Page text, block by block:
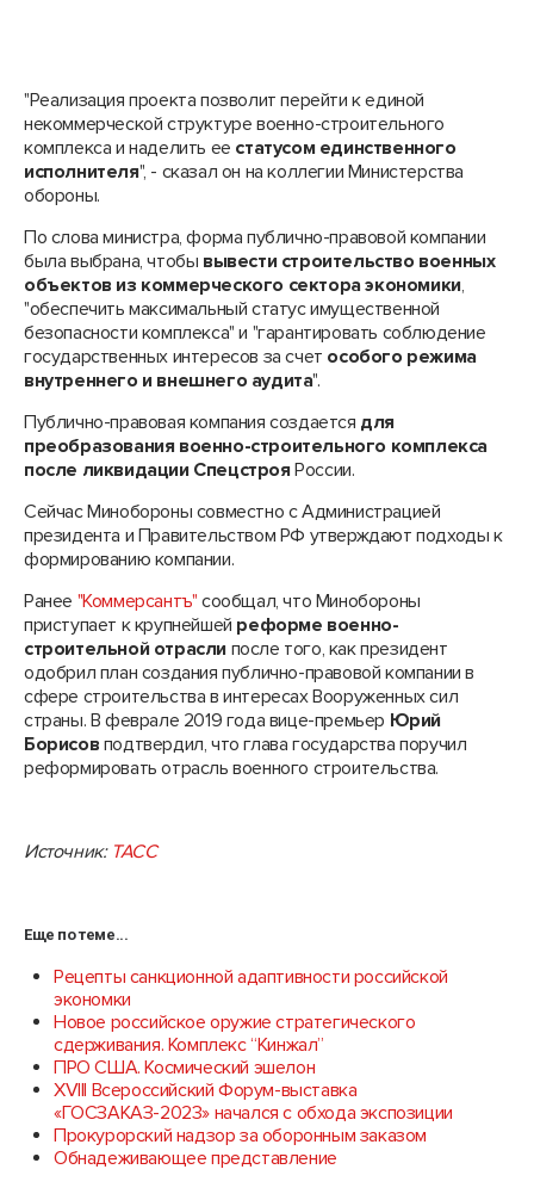
"Реализация проекта позволит перейти к единой
некоммерческой структуре военно-строительного
комплекса и наделить ее статусом единственного
исполнителя", - сказал он на коллегии Министерства
обороны.
По слова министра, форма публично-правовой компании
была выбрана, чтобы вывести строительство военных
объектов из коммерческого сектора экономики,
"обеспечить максимальный статус имущественной
безопасности комплекса" и "гарантировать соблюдение
государственных интересов за счет особого режима
внутреннего и внешнего аудита".
Публично-правовая компания создается для
преобразования военно-строительного комплекса
после ликвидации Спецстроя России.
Сейчас Минобороны совместно с Администрацией
президента и Правительством РФ утверждают подходы к
формированию компании.
Ранее "Коммерсантъ" сообщал, что Минобороны
приступает к крупнейшей реформе военно-
строительной отрасли после того, как президент
одобрил план создания публично-правовой компании в
сфере строительства в интересах Вооруженных сил
страны. В феврале 2019 года вице-премьер Юрий
Борисов подтвердил, что глава государства поручил
реформировать отрасль военного строительства.
Источник: ТАСС
Еще по теме...
Рецепты санкционной адаптивности российской
экономки
Новое российское оружие стратегического
сдерживания. Комплекс “Кинжал”
ПРО США. Космический эшелон
XVIII Всероссийский Форум-выставка
«ГОСЗАКАЗ-2023» начался с обхода экспозиции
Прокурорский надзор за оборонным заказом
Обнадеживающее представление